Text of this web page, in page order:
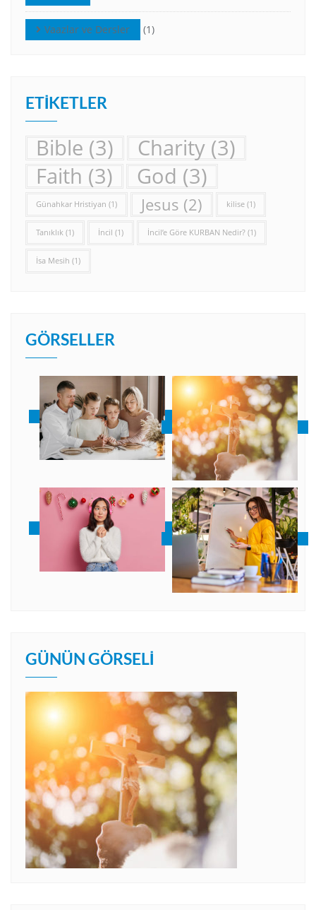
Vaazlar ve Dersler (1)
ETIKETLER
Bible (3) Charity (3)
Faith (3) God (3)
Günahkar Hristiyan (1) Jesus (2) kilise (1)
Tanıklık (1) İncil (1) İncil’e Göre KURBAN Nedir? (1)
İsa Mesih (1)
GÖRSELLER
GÜNÜN GÖRSELI